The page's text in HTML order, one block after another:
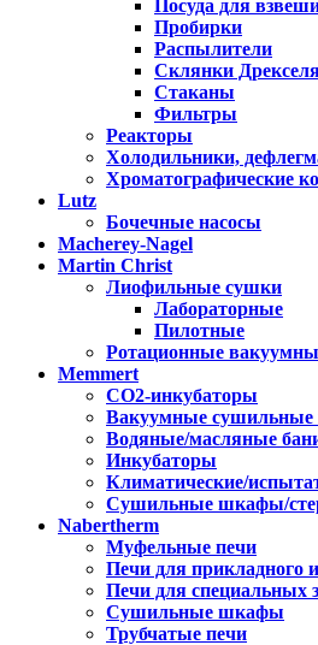
Посуда для
Пробирки
Распылители
Склянки
Стаканы
Фильтры
Реакторы
Холодильники,
Хроматографические
Lutz
Бочечные насосы
Macherey-Nagel
Martin Christ
Лиофильные сушки
Лабораторные
Пилотные
Ротационные
Memmert
CO2-инкубаторы
Вакуумные
Водяные/масляные
Инкубаторы
Климатические/
Сушильные шкафы/
Nabertherm
Муфельные печи
Печи для прикладного
Печи для специальных
Сушильные шкафы
Трубчатые печи